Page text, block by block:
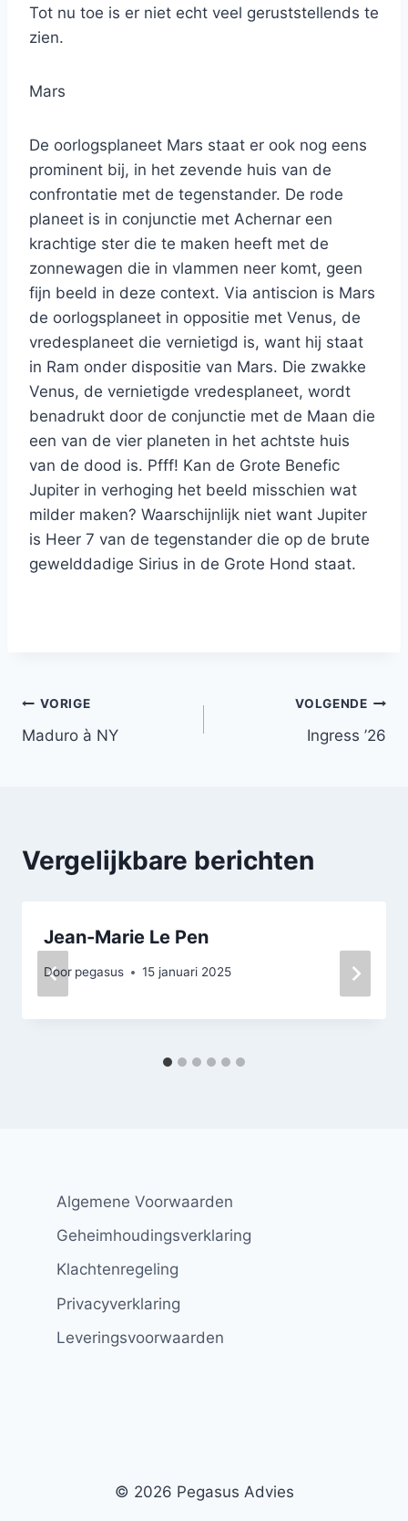
Tot nu toe is er niet echt veel geruststellends te
zien.
Mars
De oorlogsplaneet Mars staat er ook nog eens
prominent bij, in het zevende huis van de
confrontatie met de tegenstander. De rode
planeet is in conjunctie met Achernar een
krachtige ster die te maken heeft met de
zonnewagen die in vlammen neer komt, geen
fijn beeld in deze context. Via antiscion is Mars
de oorlogsplaneet in oppositie met Venus, de
vredesplaneet die vernietigd is, want hij staat
in Ram onder dispositie van Mars. Die zwakke
Venus, de vernietigde vredesplaneet, wordt
benadrukt door de conjunctie met de Maan die
een van de vier planeten in het achtste huis
van de dood is. Pfff! Kan de Grote Benefic
Jupiter in verhoging het beeld misschien wat
milder maken? Waarschijnlijk niet want Jupiter
is Heer 7 van de tegenstander die op de brute
gewelddadige Sirius in de Grote Hond staat.
Bericht
navigatie
VORIGE
Maduro à NY
VOLGENDE
Ingress ’26
Vergelijkbare berichten
Jean-Marie Le Pen
Door pegasus 15 januari 2025
Algemene Voorwaarden
Geheimhoudingsverklaring
Klachtenregeling
Privacyverklaring
Leveringsvoorwaarden
© 2026 Pegasus Advies